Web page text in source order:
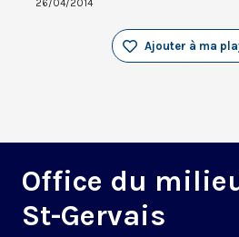
26/04/2014
Ajouter à ma
Office du
St-Gervais